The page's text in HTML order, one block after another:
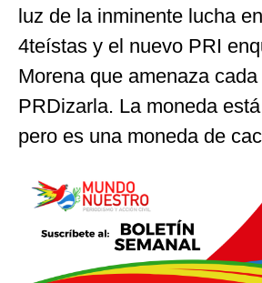
luz de la inminente lucha
4teístas y el nuevo PRI
Morena que amenaza
PRDizarla. La moneda
pero es una moneda de